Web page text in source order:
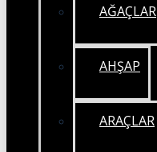
AĞAÇLAR
AHŞAP
ARAÇLAR